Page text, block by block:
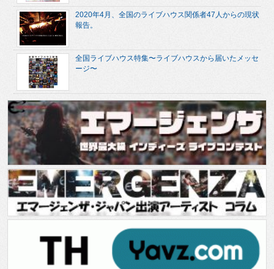
2020年4月、全国のライブハウス関係者47人からの現状
報告。
全国ライブハウス特集〜ライブハウスから届いたメッセ
ージ〜